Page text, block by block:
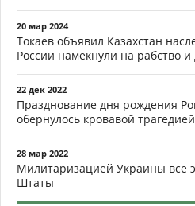
20 мар 2024
Токаев объявил Казахстан
России намекнули на рабство и
22 дек 2022
Празднование дня рождения
обернулось кровавой трагедией
28 мар 2022
Милитаризацией Украины все
Штаты